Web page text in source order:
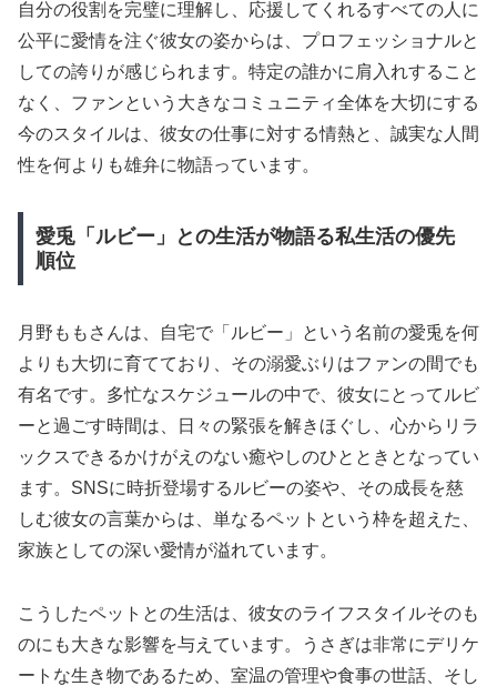
自分の役割を完璧に理解し、応援してくれるすべての人に
公平に愛情を注ぐ彼女の姿からは、プロフェッショナルと
しての誇りが感じられます。特定の誰かに肩入れすること
なく、ファンという大きなコミュニティ全体を大切にする
今のスタイルは、彼女の仕事に対する情熱と、誠実な人間
性を何よりも雄弁に物語っています。
愛兎「ルビー」との生活が物語る私生活の優先
順位
月野ももさんは、自宅で「ルビー」という名前の愛兎を何
よりも大切に育てており、その溺愛ぶりはファンの間でも
有名です。多忙なスケジュールの中で、彼女にとってルビ
ーと過ごす時間は、日々の緊張を解きほぐし、心からリラ
ックスできるかけがえのない癒やしのひとときとなってい
ます。SNSに時折登場するルビーの姿や、その成長を慈
しむ彼女の言葉からは、単なるペットという枠を超えた、
家族としての深い愛情が溢れています。
こうしたペットとの生活は、彼女のライフスタイルそのも
のにも大きな影響を与えています。うさぎは非常にデリケ
ートな生き物であるため、室温の管理や食事の世話、そし